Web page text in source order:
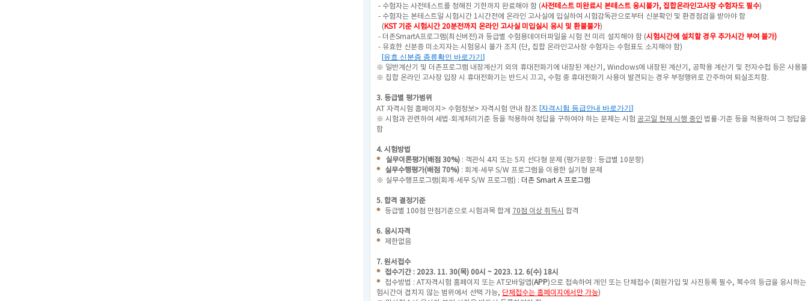
- 수험자는 사전테스트를 정해진 기한까지 완료해야 함 (사전테스트 미완료시 본테스트 응시불가, 집합온라인고사장 수험자도 필수)
- 수험자는 본테스트일 시험시간 1시간전에 온라인 고사실에 입실하여 시험감독관으로부터 신분확인 및 환경점검을 받아야 함
( KST 기준 시험시간 20분전까지 온라인 고사실 미입실시 응시 및 환불불가)
- 더존SmartA프로그램(최신버전)과 등급별 수험용데이터파일을 시험 전 미리 설치해야 함 (시험시간에 설치할 경우 추가시간 부여 불가)
- 유효한 신분증 미소지자는 시험응시 불가 조치
(단, 집합 온라인고사장 수험자는 수험표도 소지해야 함)
[유효 신분증 종류확인 바로가기 ]
※ 일반계산기 및 더존프로그램 내장계산기 외의 휴대전화기에 내장된 계산기, Windows에 내장된 계산기, 공학용 계산기 및 전자수첩 등은 사용
※ 집합 온라인 고사장 입장 시 휴대전화기는 반드시 끄고, 수험 중 휴대전화기 사용이 발견되는 경우 부정행위로 간주하여 퇴실조치함.
3. 등급별 평가범위
AT 자격시험 홈페이지> 수험정보> 자격시험 안내 참조 [자격시험 등급안내 바로가기 ]
※ 시험과 관련하여 세법·회계처리기준 등을 적용하여 정답을 구하여야 하는 문제는 시험 공고일 현재 시행 중인 법률·기준 등을 적용하여 그 정답
함
4. 시험방법
실무이론평가(배점 30%) : 객관식 4지 또는 5지 선다형 문제 (평가문항 : 등급별 10문항)
실무수행평가(배점 70%) : 회계·세무 S/W 프로그램을 이용한 실기형 문제
※ 실무수행프로그램(회계·세무 S/W 프로그램) : 더존 Smart A 프로그램
5. 합격 결정기준
등급별 100점 만점기준으로 시험과목 합계 70점 이상 취득시 합격
6. 응시자격
제한없음
7. 원서접수
접수기간 : 2023. 11. 30(목) 00시 ~ 2023. 12. 6(수) 18시
접수방법 : AT자격시험 홈페이지 또는 AT모바일앱(APP)으로 접속하여 개인 또는 단체접수 (회원가입 및 사진등록 필수, 복수의 등급을 응시하는
험시간이 겹치지 않는 범위에서 선택 가능, 단체접수는 홈페이지에서만 가능)